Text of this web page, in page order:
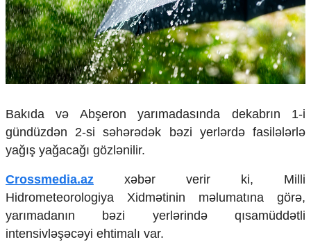
Çarpaz baxış
Təhlil
Siyasi
Geosiyasi
İqtisadi
Araşdırma
Multimedia
Foto
Video
İnfoqrafika
Podcast
Humanitar
Bakıda və Abşeron yarımadasında dekabrın 1-i
gündüzdən 2-si səhərədək bəzi yerlərdə fasilələrlə
yağış yağacağı gözlənilir.
Crossmedia.az xəbər verir ki, Milli
Hidrometeorologiya Xidmətinin məlumatına görə,
yarımadanın bəzi yerlərində qısamüddətli
intensivləşəcəyi ehtimalı var.